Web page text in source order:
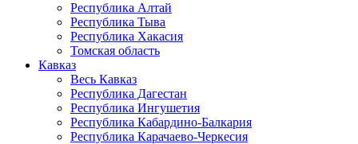
Республика Алтай
Республика Тыва
Республика Хакасия
Томская область
Кавказ
Весь Кавказ
Республика Дагестан
Республика Ингушетия
Республика Кабардино-Балкария
Республика Карачаево-Черкесия